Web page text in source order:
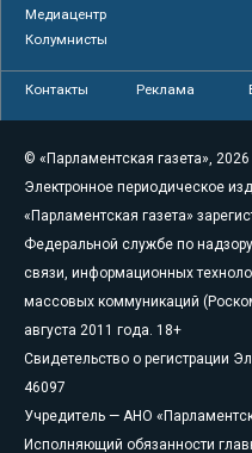
Медиацентр
Колумнисты
Контакты Реклама
© «Парламентская газета», 2026
Электронное периодическое
«Парламентская газета»
Федеральной службе по
связи, информационных
массовых коммуникаций
августа 2011 года. 18+
Свидетельство о регистрации
46097
Учредитель — АНО
Исполняющий обязанности